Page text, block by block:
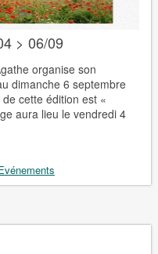
> 06/09
organise son
dimanche 6 septembre
cette édition est «
aura lieu le vendredi 4